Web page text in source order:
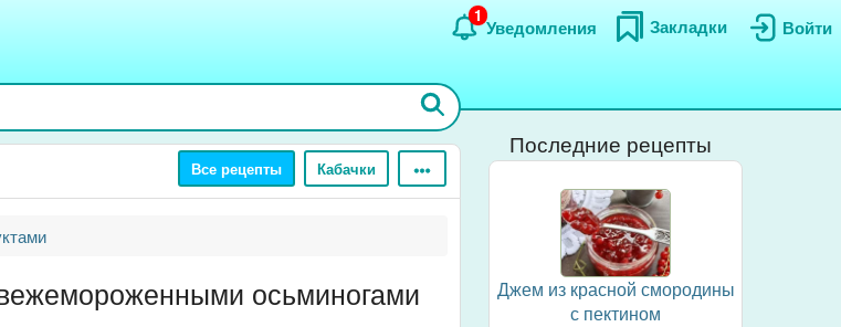
Войти
Закладки
Уведомления
1
Все рецепты Кабачки
осьминогами
Последние рецепты
Джем из красной смородины
с пектином